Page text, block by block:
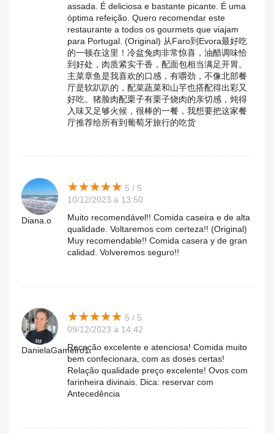
assada. É deliciosa e bastante picante. É uma
óptima refeição. Quero recomendar este
restaurante a todos os gourmets que viajam
para Portugal. (Original) 从Faro到Evora最好吃
的一顿在这里！冷盆兔肉非常惊喜，油醋调味恰
到好处，肉质紧实干香，配面包相当满足开胃。
主菜章鱼是我喜欢的口感，有嚼劲，不像北部餐
厅是软趴趴的，配菜蔬菜和山芋也搭配得出彩又
好吃。猪脸肉配栗子有栗子烧肉的亲切感，炖得
入味又足够火候，很棒的一餐，我想要把这家餐
厅推荐给所有到葡萄牙旅行的吃货
Diana.o
★★★★★
★★★★★ 5 / 5
10/12/2023 à 13:50
Muito recomendável!! Comida caseira e de alta
qualidade. Voltaremos com certeza!! (Original)
Muy recomendable!! Comida casera y de gran
calidad. Volveremos seguro!!
DanielaGameiro1.
★★★★★
★★★★★ 5 / 5
09/12/2023 à 14:42
Receção excelente e atenciosa! Comida muito
bem confecionara, com as doses certas!
Relação qualidade preço excelente! Ovos com
farinheira divinais. Dica: reservar com
Antecedência